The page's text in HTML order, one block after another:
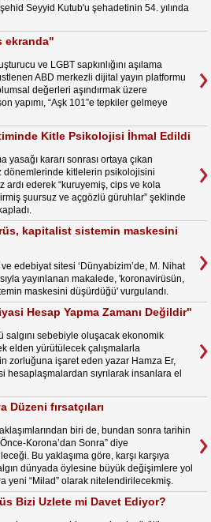
Seyyid Kutub'u şehadetinin 54. yılında
ekranda"
ve LGBT sapkınlığını aşılama
ABD merkezli dijital yayın platformu
değerleri aşındırmak üzere
yapımı, “Aşk 101”e tepkiler gelmeye
Kitle Psikolojisi İhmal Edildi
yasağı kararı sonrası ortaya çıkan
dönemlerinde kitlelerin psikolojisini
ardı ederek “kuruyemiş, cips ve kola
şuursuz ve açgözlü güruhlar” şeklinde
kapitalist sistemin maskesini
edebiyat sitesi ‘Dünyabizim’de, M. Nihat
yayınlanan makalede, 'koronavirüsün,
maskesini düşürdüğü' vurgulandı.
Hesap Yapma Zamanı Değildir"
salgını sebebiyle oluşacak ekonomik
elden yürütülecek çalışmalarla
zorluğuna işaret eden yazar Hamza Er,
hesaplaşmalardan sıyrılarak insanlara el
Düzeni fırsatçıları
biri de, bundan sonra tarihin
Korona’dan Sonra” diye
Bu yaklaşıma göre, karşı karşıya
dünyada öylesine büyük değişimlere yol
yeni “Milad” olarak nitelendirilecekmiş.
Bizi Uzlete mi Davet Ediyor?